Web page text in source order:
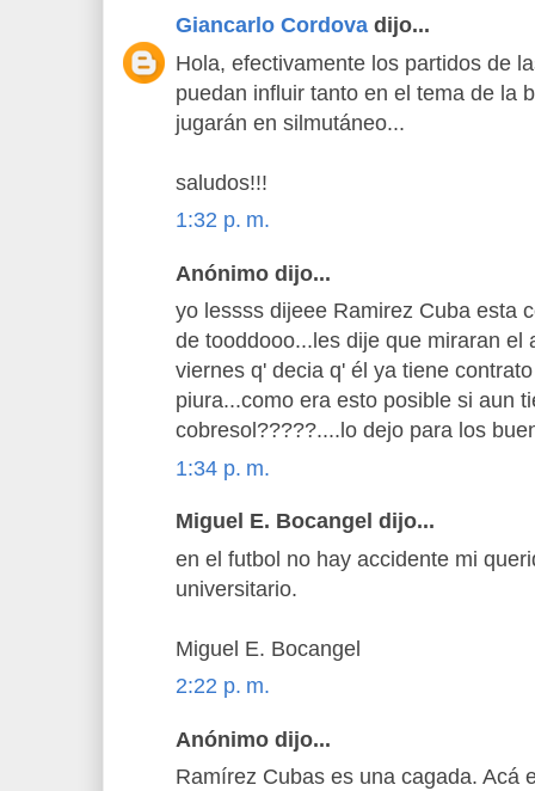
Giancarlo Cordova dijo...
Hola, efectivamente los partidos de
puedan influir tanto en el tema de la
jugarán en silmutáneo...
saludos!!!
1:32 p. m.
Anónimo dijo...
yo lessss dijeee Ramirez Cuba esta
de tooddooo...les dije que miraran el
viernes q' decia q' él ya tiene
piura...como era esto posible si aun
cobresol?????....lo dejo para los
1:34 p. m.
Miguel E. Bocangel dijo...
en el futbol no hay accidente mi
universitario.
Miguel E. Bocangel
2:22 p. m.
Anónimo dijo...
Ramírez Cubas es una cagada. Acá